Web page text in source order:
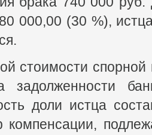
000,00 (30 %),
стоимости
задолженности
доли истца